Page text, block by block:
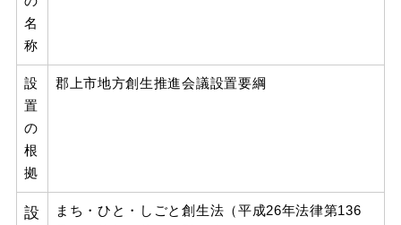
名
称
設
置
の
根
拠
郡上市地方創生推進会議設置要綱
設
まち・ひと・しごと創生法（平成26年法律第136